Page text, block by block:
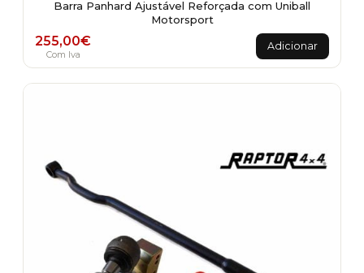
Barra Panhard Ajustável Reforçada com Uniball
Motorsport
255,00€
Com Iva
Adicionar